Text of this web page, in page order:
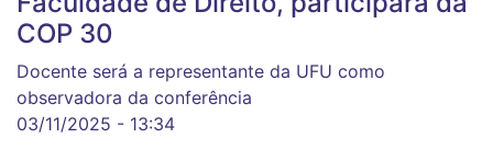
COP 30
Docente será a representante da UFU como
observadora da conferência
03/11/2025 - 13:34